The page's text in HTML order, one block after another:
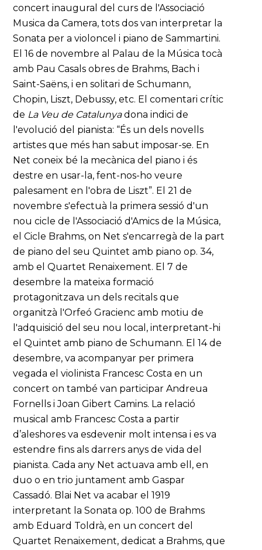
concert inaugural del curs de l'Associació
Musica da Camera, tots dos van interpretar la
Sonata per a violoncel i piano de Sammartini.
El 16 de novembre al Palau de la Música tocà
amb Pau Casals obres de Brahms, Bach i
Saint-Saëns, i en solitari de Schumann,
Chopin, Liszt, Debussy, etc. El comentari crític
de La Veu de Catalunyadona indici de
l'evolució del pianista: “És un dels novells
artistes que més han sabut imposar-se. En
Net coneix bé la mecànica del piano i és
destre en usar-la, fent-nos-ho veure
palesament en l'obra de Liszt”. El 21 de
novembre s'efectuà la primera sessió d'un
nou cicle de l'Associació d'Amics de la Música,
el Cicle Brahms, on Net s'encarregà de la part
de piano del seu Quintet amb piano op. 34,
amb el Quartet Renaixement. El 7 de
desembre la mateixa formació
protagonitzava un dels recitals que
organitzà l'Orfeó Gracienc amb motiu de
l'adquisició del seu nou local, interpretant-hi
el Quintet amb piano de Schumann. El 14 de
desembre, va acompanyar per primera
vegada el violinista Francesc Costa en un
concert on també van participar Andreua
Fornells i Joan Gibert Camins. La relació
musical amb Francesc Costa a partir
d’aleshores va esdevenir molt intensa i es va
estendre fins als darrers anys de vida del
pianista. Cada any Net actuava amb ell, en
duo o en trio juntament amb Gaspar
Cassadó. Blai Net va acabar el 1919
interpretant la Sonata op. 100 de Brahms
amb Eduard Toldrà, en un concert del
Quartet Renaixement, dedicat a Brahms, que